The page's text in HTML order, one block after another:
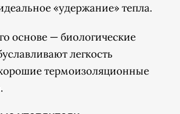
«удержание» тепла.
основе — биологические
легкость
термоизоляционные